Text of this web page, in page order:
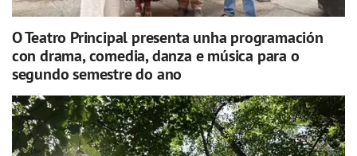
O Teatro Principal presenta unha programación
con drama, comedia, danza e música para o
segundo semestre do ano